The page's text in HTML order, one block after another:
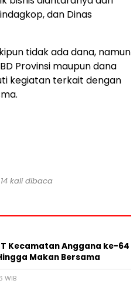
dan Dinas
tidak ada dana, namun
Provinsi maupun dana
kegiatan terkait dengan
kali dibaca
Kecamatan Anggana ke-64
Makan Bersama
WIB